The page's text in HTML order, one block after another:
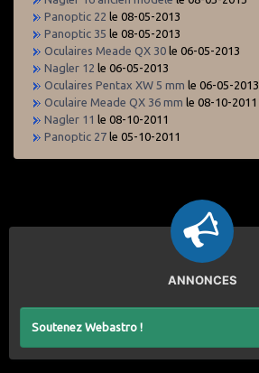
Panoptic 22 le 08-05-2013
Panoptic 35 le 08-05-2013
Oculaires Meade QX 30 le 06-05-2013
Nagler 12 le 06-05-2013
Oculaires Pentax XW 5 mm le 06-05-2013
Oculaire Meade QX 36 mm le 08-10-2011
Nagler 11 le 08-10-2011
Panoptic 27 le 05-10-2011
ANNONCES
Soutenez Webastro !